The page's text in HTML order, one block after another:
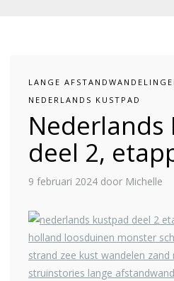
LANGE
NEDERLANDS KUSTPAD
Nederlands
deel 2,
9 februari 2024 door Michelle